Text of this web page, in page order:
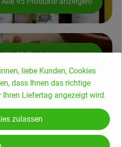
Alle 21 Produkte anzeigen
liebe Kunden, Cookies
dass Ihnen das richtige
Ihren Liefertag angezeigt wird.
zulassen